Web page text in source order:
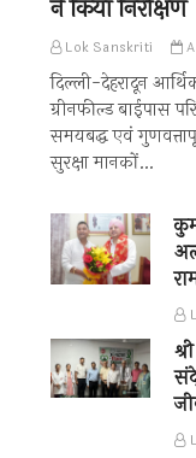
ने किया निरीक्षण
Lok Sanskriti
दिल्ली-देहरादून
ग्रीनफील्ड बाईपास
समयबद्ध एवं
सुरक्षा मानकों…